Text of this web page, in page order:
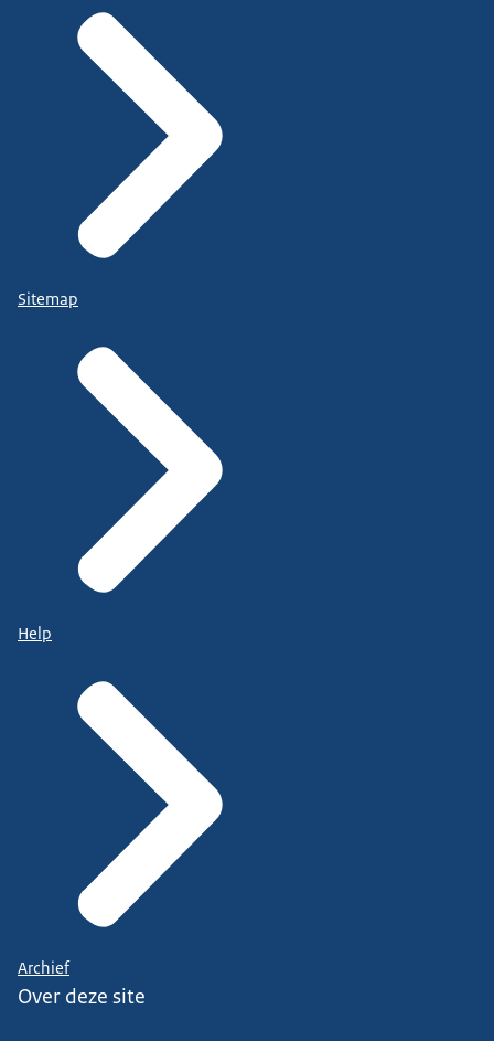
Sitemap
Help
Archief
Over deze site